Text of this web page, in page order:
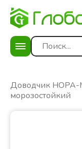
Доводчик НОРА-
морозостойкий